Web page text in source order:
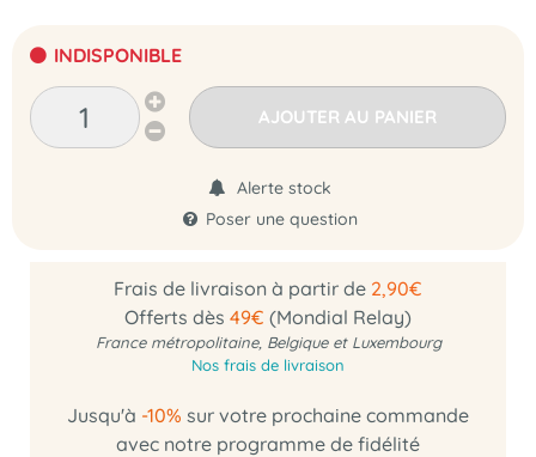
INDISPONIBLE
AJOUTER AU PANIER
Alerte stock
Poser une question
Frais de livraison à partir de 2,90€
Offerts dès 49€ (Mondial Relay)
France métropolitaine, Belgique et Luxembourg
Nos frais de livraison
Jusqu'à -10% sur votre prochaine commande
avec notre programme de fidélité